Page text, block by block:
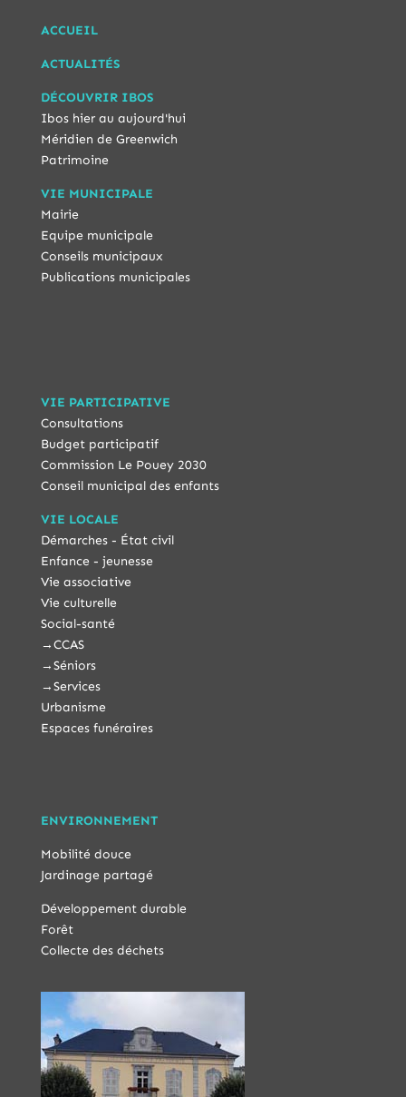
ACCUEIL
ACTUALITÉS
DÉCOUVRIR IBOS
Ibos hier au aujourd'hui
Méridien de Greenwich
Patrimoine
VIE MUNICIPALE
Mairie
Equipe municipale
Conseils municipaux
Publications municipales
VIE PARTICIPATIVE
Consultations
Budget participatif
Commission Le Pouey 2030
Conseil municipal des enfants
VIE LOCALE
Démarches - État civil
Enfance - jeunesse
Vie associative
Vie culturelle
Social-santé
→CCAS
→Séniors
→Services
Urbanisme
Espaces funéraires
ENVIRONNEMENT
Mobilité douce
Jardinage partagé
Développement durable
Forêt
Collecte des déchets